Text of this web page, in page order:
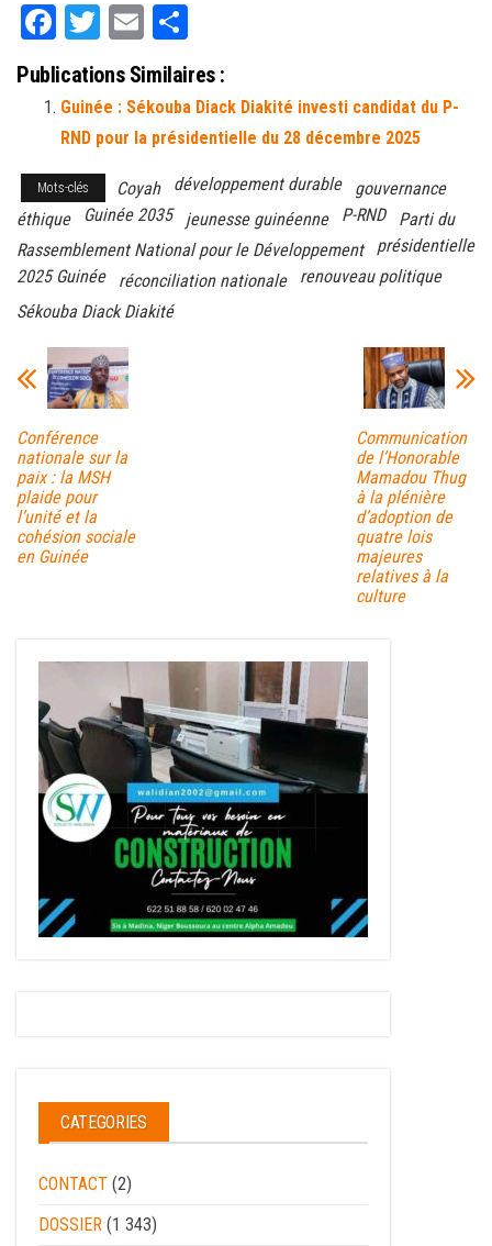
Fa
ce
bo
ok
T
tt
er
E
m
ail ag
er
Publications Similaires :
Guinée : Sékouba Diack Diakité investi candidat du P-
RND pour la présidentielle du 28 décembre 2025
Mots-clés Coyah développement durable
gouvernance
éthique
Guinée 2035 jeunesse guinéenne P-RND
Parti du
Rassemblement National pour le Développement
présidentielle
2025 Guinée
réconciliation nationale
renouveau politique
Sékouba Diack Diakité
Conférence
nationale sur la
paix : la MSH
plaide pour
l’unité et la
cohésion sociale
en Guinée
Communication
de l’Honorable
Mamadou Thug
à la plénière
d’adoption de
quatre lois
majeures
relatives à la
culture
CATEGORIES
CONTACT (2)
DOSSIER (1 343)